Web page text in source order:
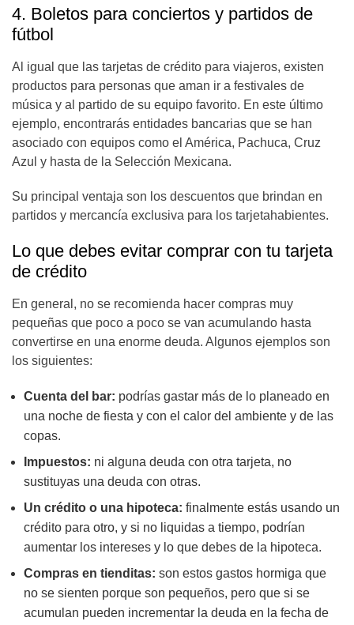
4. Boletos para conciertos y partidos de
fútbol
Al igual que las tarjetas de crédito para viajeros, existen
productos para personas que aman ir a festivales de
música y al partido de su equipo favorito. En este último
ejemplo, encontrarás entidades bancarias que se han
asociado con equipos como el América, Pachuca, Cruz
Azul y hasta de la Selección Mexicana.
Su principal ventaja son los descuentos que brindan en
partidos y mercancía exclusiva para los tarjetahabientes.
Lo que debes evitar comprar con tu tarjeta
de crédito
En general, no se recomienda hacer compras muy
pequeñas que poco a poco se van acumulando hasta
convertirse en una enorme deuda. Algunos ejemplos son
los siguientes:
Cuenta del bar: podrías gastar más de lo planeado en
una noche de fiesta y con el calor del ambiente y de las
copas.
Impuestos: ni alguna deuda con otra tarjeta, no
sustituyas una deuda con otras.
Un crédito o una hipoteca: finalmente estás usando un
crédito para otro, y si no liquidas a tiempo, podrían
aumentar los intereses y lo que debes de la hipoteca.
Compras en tienditas: son estos gastos hormiga que
no se sienten porque son pequeños, pero que si se
acumulan pueden incrementar la deuda en la fecha de